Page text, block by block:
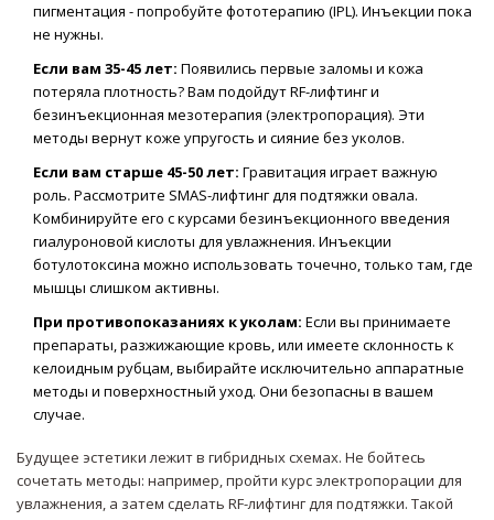
пигментация - попробуйте фототерапию (IPL). Инъекции пока
не нужны.
Если вам 35-45 лет: Появились первые заломы и кожа
потеряла плотность? Вам подойдут RF-лифтинг и
безинъекционная мезотерапия (электропорация). Эти
методы вернут коже упругость и сияние без уколов.
Если вам старше 45-50 лет: Гравитация играет важную
роль. Рассмотрите SMAS-лифтинг для подтяжки овала.
Комбинируйте его с курсами безинъекционного введения
гиалуроновой кислоты для увлажнения. Инъекции
ботулотоксина можно использовать точечно, только там, где
мышцы слишком активны.
При противопоказаниях к уколам: Если вы принимаете
препараты, разжижающие кровь, или имеете склонность к
келоидным рубцам, выбирайте исключительно аппаратные
методы и поверхностный уход. Они безопасны в вашем
случае.
Будущее эстетики лежит в гибридных схемах. Не бойтесь
сочетать методы: например, пройти курс электропорации для
увлажнения, а затем сделать RF-лифтинг для подтяжки. Такой